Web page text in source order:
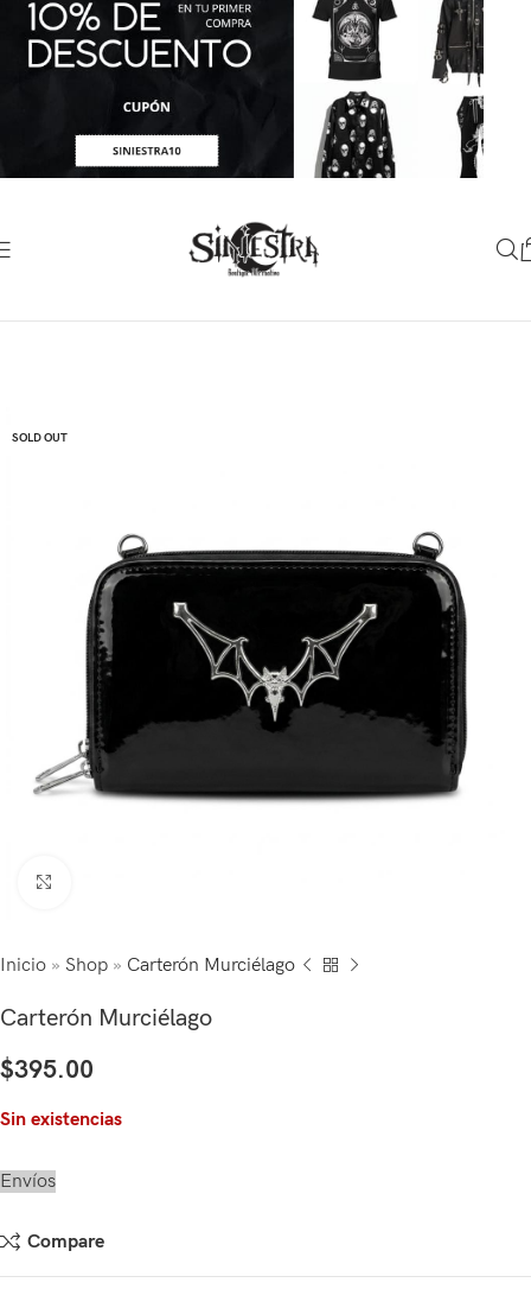
SOLD OUT
Inicio » Shop » Carterón Murciélago
Carterón Murciélago
$395.00
Sin existencias
Envíos
Compare